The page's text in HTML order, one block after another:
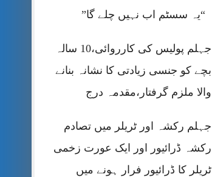
“یہ سسٹم اب نہیں چلے گا”
جہلم پولیس کی کارروائی،10 سالہ
بچے کو جنسی زیادتی کا نشانہ بنانے
والا ملزم گرفتار،مقدمہ درج
جہلم رکشہ اور ٹریلر میں تصادم
رکشہ ڈرائیور اور ایک عورت زخمی
ٹریلر کا ڈرائیور فرار ہونے میں